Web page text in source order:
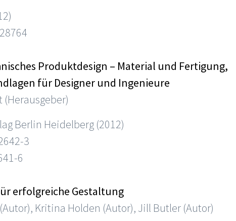
Produktdesign – Material und Fertigung,
für Designer und Ingenieure
Berlin Heidelberg (2012)
3
6
erfolgreiche Gestaltung
Kritina Holden (Autor), Jill Butler (Autor)